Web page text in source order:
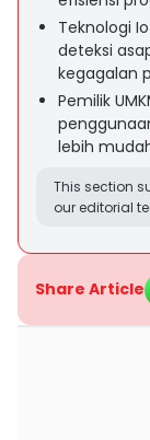
Teknologi
deteksi
kegagalan
Pemilik
lebih
This section
our editorial
Share Article